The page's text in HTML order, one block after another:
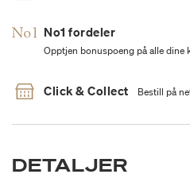
No1 fordeler
Opptjen bonuspoeng på alle dine
Click & Collect Bestill på
DETALJER